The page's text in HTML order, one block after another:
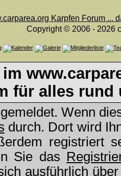
Copyright © 2006 - 2026
für alles rund
Wenn
durch. Dort wird
registriert
Sie das
ausführlich